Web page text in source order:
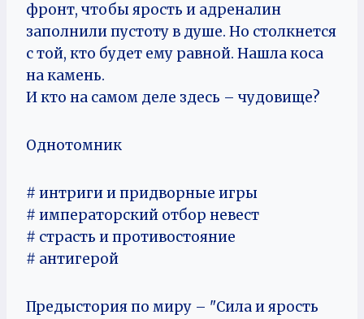
фронт, чтобы ярость и адреналин
заполнили пустоту в душе. Но столкнется
с той, кто будет ему равной. Нашла коса
на камень.
И кто на самом деле здесь – чудовище?
Однотомник
# интриги и придворные игры
# императорский отбор невест
# страсть и противостояние
# антигерой
Предыстория по миру – "Сила и ярость